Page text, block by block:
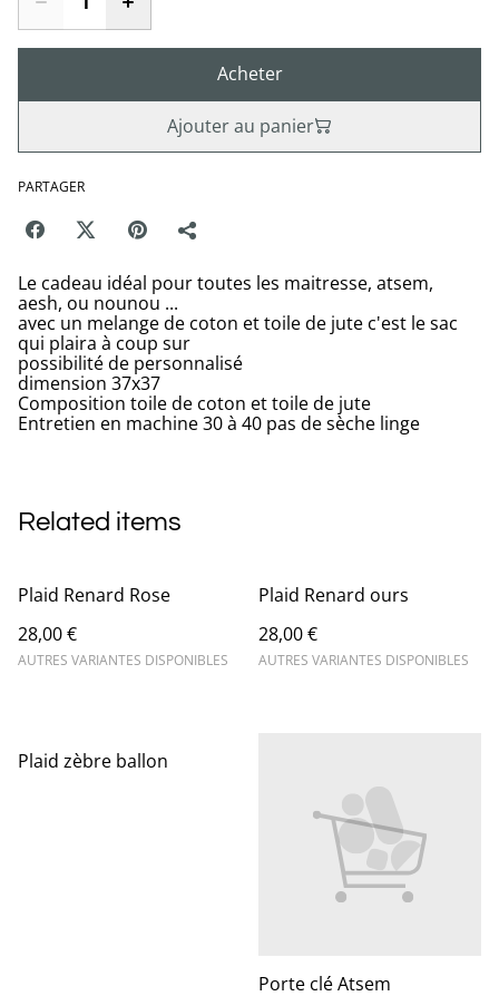
Acheter
Ajouter au panier
PARTAGER
Le cadeau idéal pour toutes les maitresse, atsem,
aesh, ou nounou ...
avec un melange de coton et toile de jute c'est le sac
qui plaira à coup sur
possibilité de personnalisé
dimension 37x37
Composition toile de coton et toile de jute
Entretien en machine 30 à 40 pas de sèche linge
Related items
Plaid Renard Rose
28,00 €
AUTRES VARIANTES DISPONIBLES
Plaid Renard ours
28,00 €
AUTRES VARIANTES DISPONIBLES
Plaid zèbre ballon
Porte clé Atsem